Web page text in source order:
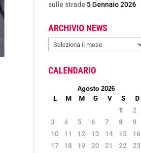
sulle strade 5 Gennaio 2026
ARCHIVIO NEWS
ARCHIVIO
NEWS
CALENDARIO
Agosto 2026
L M M G V S
D
1
2
3
4 5 6 7 8
9
10
11 12 13 14 15
16
17
18 19 20 21 22
23